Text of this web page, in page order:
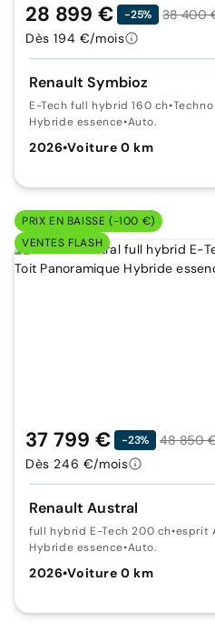
Renault Symbioz
E-Tech full hybrid 160 ch•Techno
Hybride essence•Auto.
2026•Voiture 0 km
28 899 € -25%
38 400
Dès 194 €/mois
PRIX EN BAISSE (-100 €)
VENTES FLASH
Renault Austral
full hybrid E-Tech 200 ch•esprit
Hybride essence•Auto.
2026•Voiture 0 km
37 799 € -23%
48 850
Dès 246 €/mois